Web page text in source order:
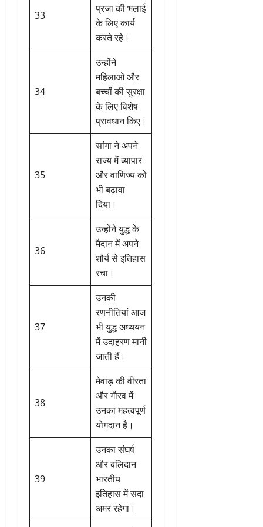
33
प्रजा की भलाई
के लिए कार्य
करते रहे।
34
उन्होंने
महिलाओं और
बच्चों की सुरक्षा
के लिए विशेष
प्रावधान किए।
35
सांगा ने अपने
राज्य में व्यापार
और वाणिज्य को
भी बढ़ावा
दिया।
36
उन्होंने युद्ध के
मैदान में अपने
शौर्य से इतिहास
रचा।
37
उनकी
रणनीतियां आज
भी युद्ध अध्ययन
में उदाहरण मानी
जाती हैं।
38
मेवाड़ की वीरता
और गौरव में
उनका महत्वपूर्ण
योगदान है।
39
उनका संघर्ष
और बलिदान
भारतीय
इतिहास में सदा
अमर रहेगा।